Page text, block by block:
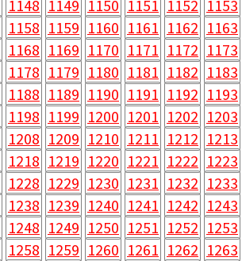
1148 1149 1150 1151 1152 1153
1158 1159 1160 1161 1162 1163
1168 1169 1170 1171 1172 1173
1178 1179 1180 1181 1182 1183
1188 1189 1190 1191 1192 1193
1198 1199 1200 1201 1202 1203
1208 1209 1210 1211 1212 1213
1218 1219 1220 1221 1222 1223
1228 1229 1230 1231 1232 1233
1238 1239 1240 1241 1242 1243
1248 1249 1250 1251 1252 1253
1258 1259 1260 1261 1262 1263